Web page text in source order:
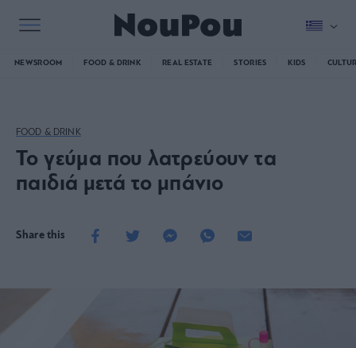
NEWSROOM FOOD & DRINK REAL ESTATE STORIES KIDS
FOOD & DRINK
To γεύμα που λατρεύουν τα
παιδιά μετά το μπάνιο
Share this